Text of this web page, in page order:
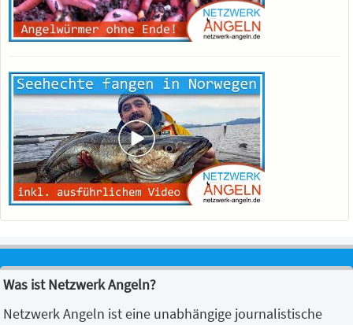
Was ist Netzwerk Angeln?
Netzwerk Angeln ist eine unabhängige journalistische